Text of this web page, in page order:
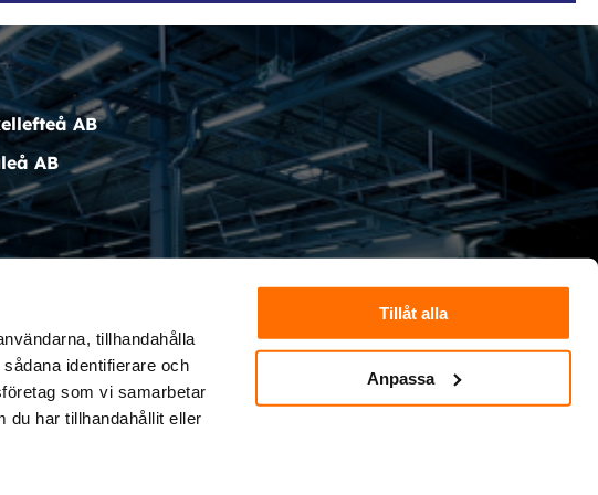
tillhandahålla
identifierare och
som vi samarbetar
du har tillhandahållit eller
Tillåt alla
Anpassa
AB
AB